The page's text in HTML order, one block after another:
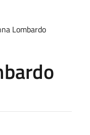
Lombardo